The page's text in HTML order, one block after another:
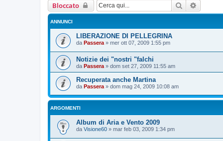
Bloccato Cerca
ANNUNCI
LIBERAZIONE DI PELLEGRINA
da Passera » mer ott 07, 2009 1:55 pm
Notizie dei "nostri "falchi
da Passera » dom set 27, 2009 11:55 am
Recuperata anche Martina
da Passera » dom mag 24, 2009 10:08 am
ARGOMENTI
Album di Aria e Vento 2009
da Visione60 » mar feb 03, 2009 1:34 pm